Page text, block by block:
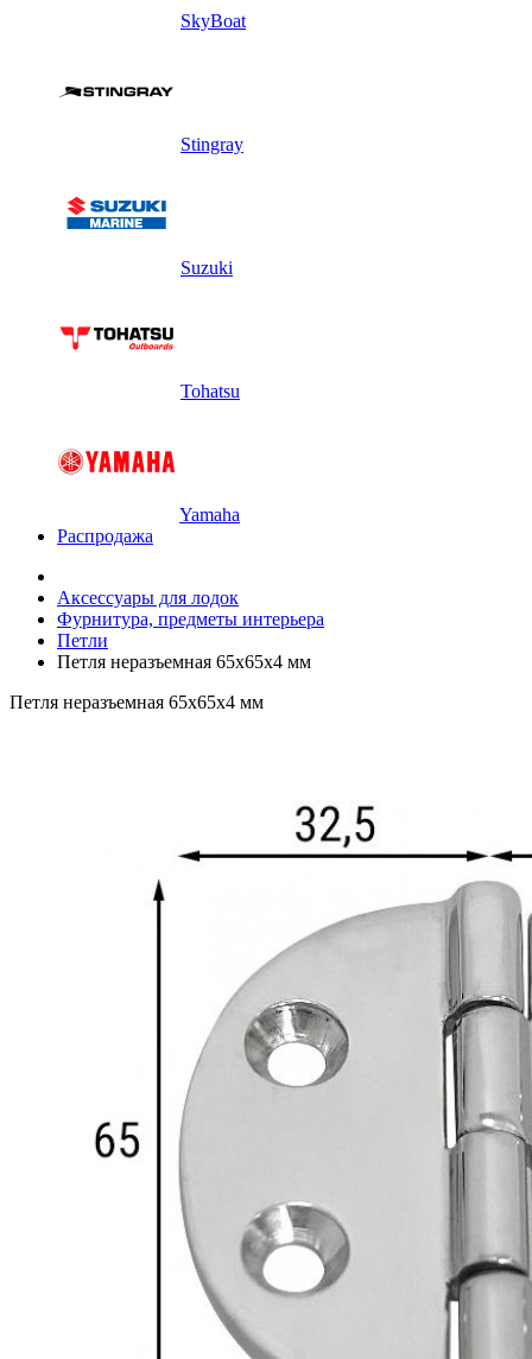
SkyBoat
Stingray
Suzuki
Tohatsu
Yamaha
Распродажа
Аксессуары для лодок
Фурнитура, предметы интерьера
Петли
Петля неразъемная 65х65х4 мм
Петля неразъемная 65х65х4 мм